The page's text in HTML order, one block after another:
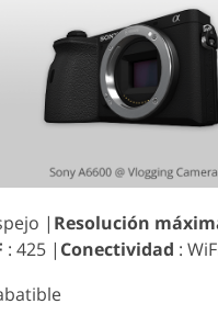
| Resolución
: 425 | Conectividad :